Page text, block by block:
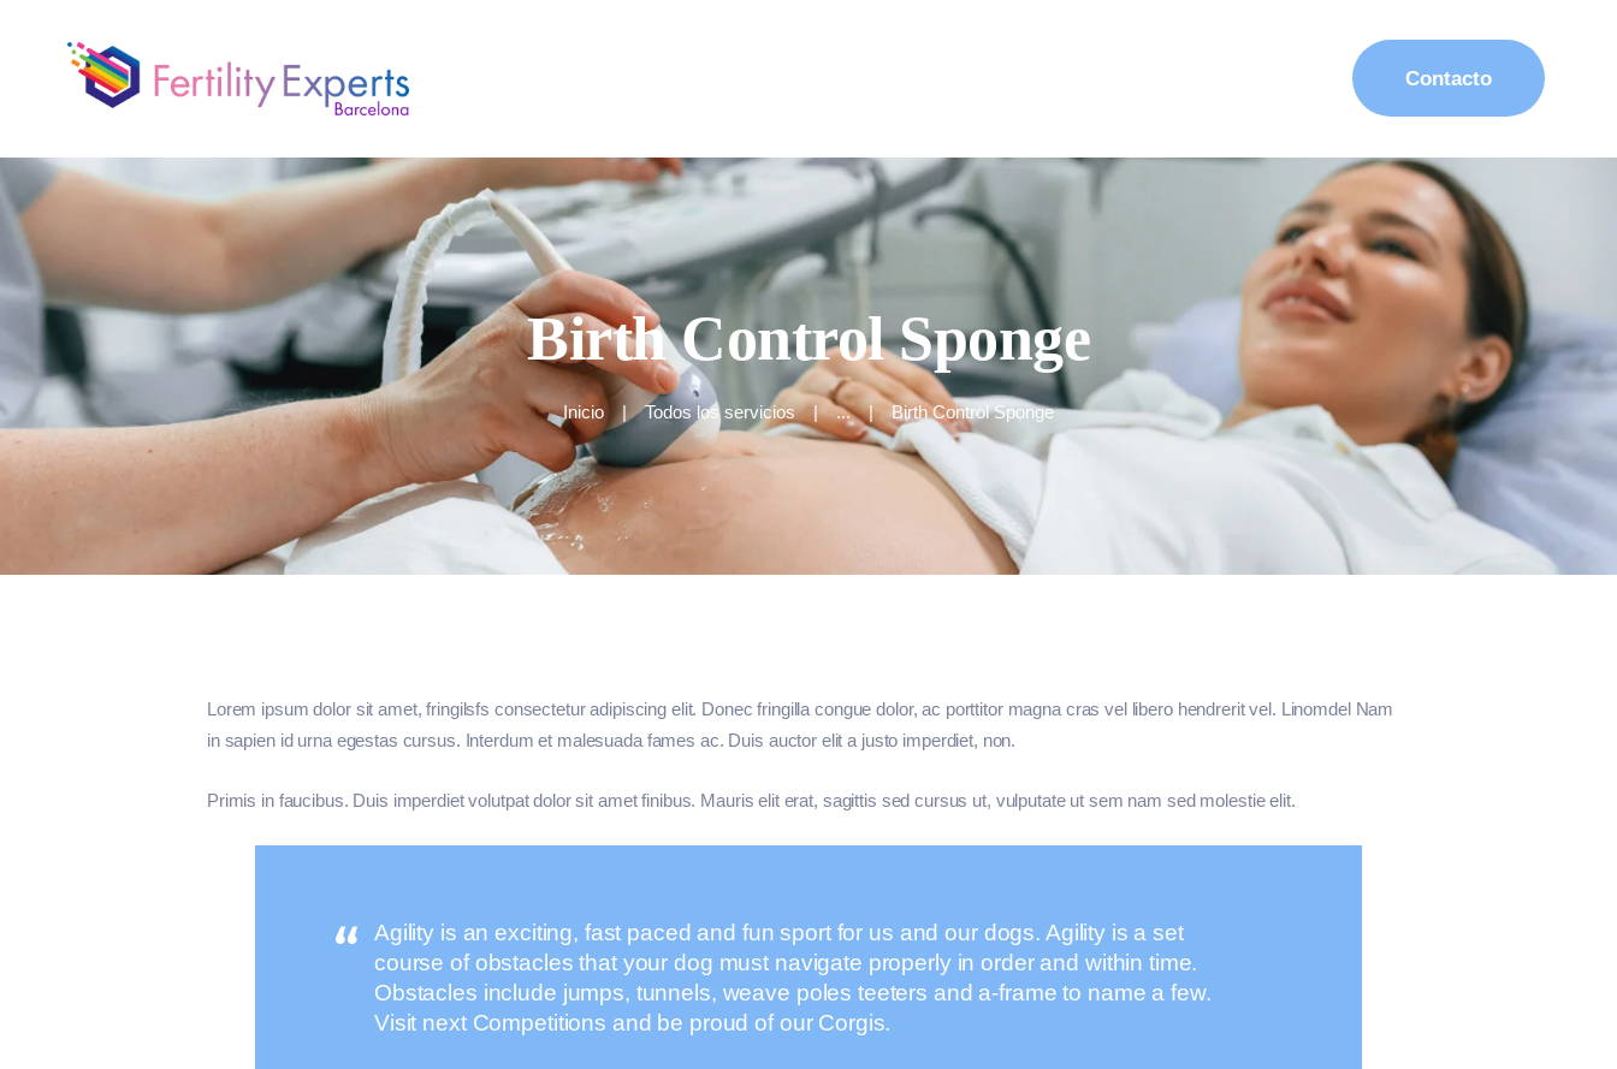
Contacto
Birth Control Sponge
Inicio Todos los servicios ... Birth Control Sponge
Lorem ipsum dolor sit amet, fringilsfs consectetur adipiscing elit. Donec fringilla congue dolor, ac porttitor magna cras vel libero hendrerit vel. Linomdel Nam
in sapien id urna egestas cursus. Interdum et malesuada fames ac. Duis auctor elit a justo imperdiet, non.
Primis in faucibus. Duis imperdiet volutpat dolor sit amet finibus. Mauris elit erat, sagittis sed cursus ut, vulputate ut sem nam sed molestie elit.
Agility is an exciting, fast paced and fun sport for us and our dogs. Agility is a set
course of obstacles that your dog must navigate properly in order and within time.
Obstacles include jumps, tunnels, weave poles teeters and a-frame to name a few.
Visit next Competitions and be proud of our Corgis.